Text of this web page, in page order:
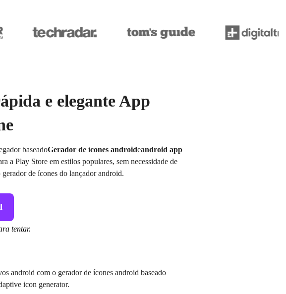
e elegante App
baseadoGerador de ícones androideandroid app
a Play Store em estilos populares, sem necessidade de
de ícones do lançador android.
tentar.
android com o gerador de ícones android baseado
icon generator.